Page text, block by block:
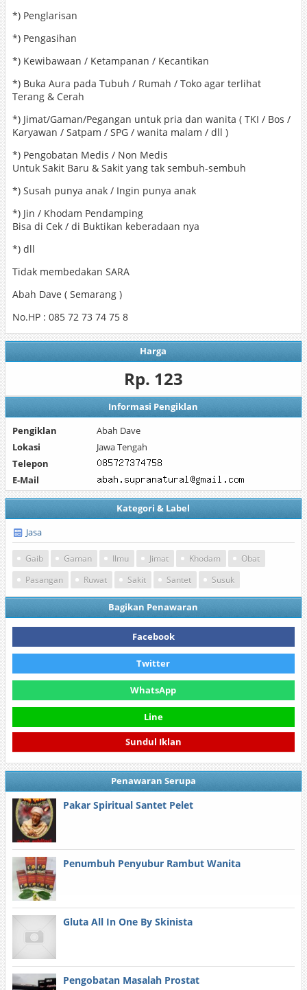
*) Penglarisan
*) Pengasihan
*) Kewibawaan / Ketampanan / Kecantikan
*) Buka Aura pada Tubuh / Rumah / Toko agar terlihat
Terang & Cerah
*) Jimat/Gaman/Pegangan untuk pria dan wanita ( TKI / Bos /
Karyawan / Satpam / SPG / wanita malam / dll )
*) Pengobatan Medis / Non Medis
Untuk Sakit Baru & Sakit yang tak sembuh-sembuh
*) Susah punya anak / Ingin punya anak
*) Jin / Khodam Pendamping
Bisa di Cek / di Buktikan keberadaan nya
*) dll
Tidak membedakan SARA
Abah Dave ( Semarang )
No.HP : 085 72 73 74 75 8
Harga
Rp. 123
Informasi Pengiklan
Pengiklan
Abah Dave
Lokasi
Jawa Tengah
Telepon
E-Mail
Kategori & Label
Jasa
Gaib Gaman Ilmu Jimat Khodam
Obat
Pasangan
Ruwat Sakit Santet Susuk
Bagikan Penawaran
Facebook
Twitter
WhatsApp
Line
Sundul Iklan
Penawaran Serupa
Pakar Spiritual Santet Pelet
Penumbuh Penyubur Rambut Wanita
Gluta All In One By Skinista
Pengobatan Masalah Prostat